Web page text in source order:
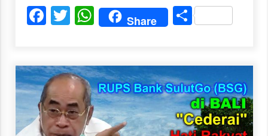
Facebook
Twitter
WhatsApp
Share Share